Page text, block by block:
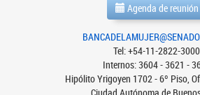
Agenda de reunión
Tel: +54-11-2822-3000
Internos: 3604 - 3621 -
Hipólito Yrigoyen 1702 - 6º Piso,
Ciudad Autónoma de